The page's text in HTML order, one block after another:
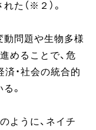
た（※２）。
動問題や生物多様
めることで、危
済・社会の統合的
。
ように、ネイチ